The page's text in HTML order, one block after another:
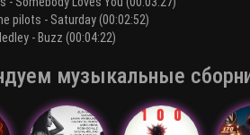
pilots - Saturday (00:02:52)
- Buzz (00:04:22)
музыкальные